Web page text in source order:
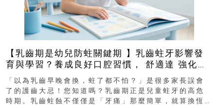
【乳齒期是幼兒防蛀關鍵期 】乳齒蛀牙影響發
育與學習？養成良好口腔習慣， 舒適達 強化琺
瑯質 兒童牙膏防護指南
「以為乳齒早晚會換，蛀了都不怕？」是很多家長誤會
了的護齒大忌！您知道嗎？乳齒期正是兒童蛀牙的高危
時期。乳齒蛀蝕不僅僅是「牙痛」那麼簡單，就算換恆